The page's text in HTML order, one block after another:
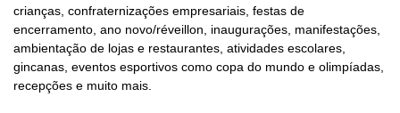
crianças, confraternizações empresariais, festas de
encerramento, ano novo/réveillon, inaugurações, manifestações,
ambientação de lojas e restaurantes, atividades escolares,
gincanas, eventos esportivos como copa do mundo e olimpíadas,
recepções e muito mais.